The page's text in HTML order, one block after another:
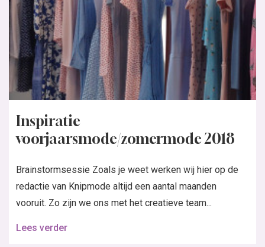
Inspiratie
voorjaarsmode/zomermode 2018
Brainstormsessie Zoals je weet werken wij hier op de
redactie van Knipmode altijd een aantal maanden
vooruit. Zo zijn we ons met het creatieve team...
Lees verder